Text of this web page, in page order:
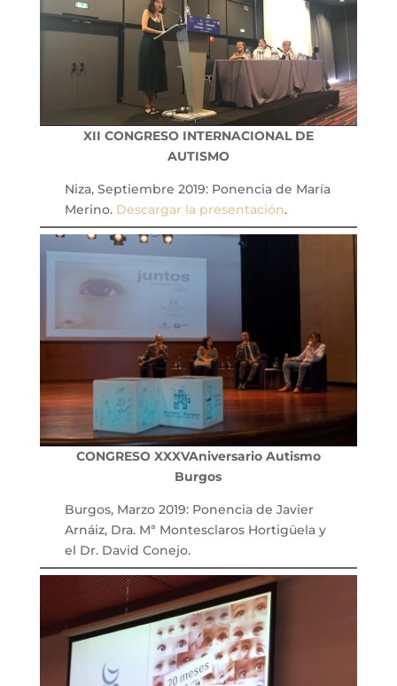
XII CONGRESO INTERNACIONAL DE
AUTISMO
Niza, Septiembre 2019: Ponencia de María
Merino. Descargar la presentación.
CONGRESO XXXVAniversario Autismo
Burgos
Burgos, Marzo 2019: Ponencia de Javier
Arnáiz, Dra. Mª Montesclaros Hortigüela y
el Dr. David Conejo.